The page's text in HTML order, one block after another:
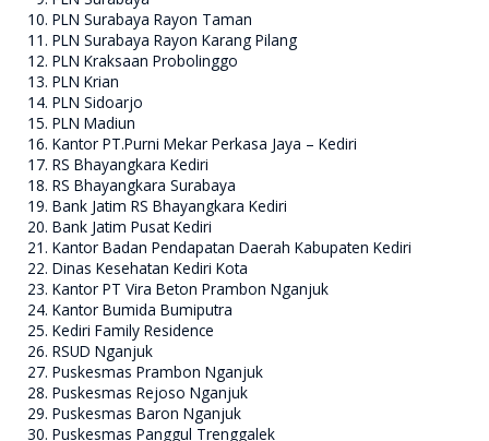
PLN Surabaya Rayon Taman
PLN Surabaya Rayon Karang Pilang
PLN Kraksaan Probolinggo
PLN Krian
PLN Sidoarjo
PLN Madiun
Kantor PT.Purni Mekar Perkasa Jaya – Kediri
RS Bhayangkara Kediri
RS Bhayangkara Surabaya
Bank Jatim RS Bhayangkara Kediri
Bank Jatim Pusat Kediri
Kantor Badan Pendapatan Daerah Kabupaten Kediri
Dinas Kesehatan Kediri Kota
Kantor PT Vira Beton Prambon Nganjuk
Kantor Bumida Bumiputra
Kediri Family Residence
RSUD Nganjuk
Puskesmas Prambon Nganjuk
Puskesmas Rejoso Nganjuk
Puskesmas Baron Nganjuk
Puskesmas Panggul Trenggalek